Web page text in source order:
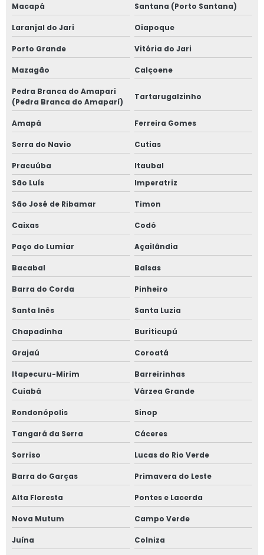
Macapá
Santana (Porto Santana)
Laranjal do Jari Oiapoque
Porto Grande Vitória do Jari
Mazagão Calçoene
Pedra Branca do Amapari
(Pedra Branca do Amaparí)
Tartarugalzinho
Amapá Ferreira Gomes
Serra do Navio Cutias
Pracuúba
Itaubal
São Luís
Imperatriz
São José de Ribamar Timon
Caixas Codó
Paço do Lumiar Açailândia
Bacabal Balsas
Barra do Corda Pinheiro
Santa Inês Santa Luzia
Chapadinha Buriticupú
Grajaú Coroatá
Itapecuru-Mirim
Barreirinhas
Cuiabá
Várzea Grande
Rondonópolis Sinop
Tangará da Serra Cáceres
Sorriso Lucas do Rio Verde
Barra do Garças Primavera do Leste
Alta Floresta Pontes e Lacerda
Nova Mutum Campo Verde
Juína Colniza